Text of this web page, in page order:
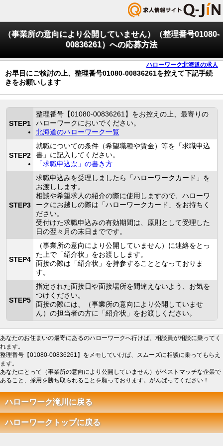
（事業所の意向により公開していません）（整理番号01080-
00836261）への応募方法
ハローワーク北海道の求人
お早目にご検討の上、整理番号01080-00836261を控えて下記手続
きをお願いします
STEP1
整理番号【01080-00836261】をお控えの上、最寄りの
ハローワークにおいでください。
北海道のハローワーク一覧
STEP2
就職についての条件（希望職種や賃金）等を「求職申込
書」に記入してください。
「求職申込票」の書き方
STEP3
求職申込みを受理しましたら「ハローワークカード」を
お渡しします。
相談や希望求人の紹介の際に使用しますので、ハローワ
ークにお越しの際は「ハローワークカード」をお持ちく
ださい。
受付けた求職申込みの有効期間は、原則として受理した
日の翌々月の末日までです。
STEP4
（事業所の意向により公開していません）に連絡をとっ
た上で「紹介状」をお渡しします。
面接の際は「紹介状」を持参することとなっておりま
す。
STEP5
指定された面接日や面接場所を間違えないよう、お気を
つけください。
面接の際には、（事業所の意向により公開していませ
ん）の担当者の方に「紹介状」をお渡しください。
あなたのお住まいの最寄にあるのハローワークへ行けば、相談員が相談に乗ってく
れます。
整理番号【01080-00836261】をメモしていけば、スムーズに相談に乗ってもらえ
ます。
あなたにとって（事業所の意向により公開していません）がベストマッチな企業で
あること、採用を勝ち取られることを願っております。がんばってください！
ハローワーク滝川に戻る
ハローワークトップに戻る